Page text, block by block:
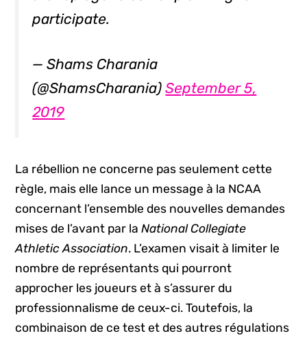
participate.
— Shams Charania
(@ShamsCharania)September 5,
2019
La rébellion ne concerne pas seulement cette
règle, mais elle lance un message à la NCAA
concernant l’ensemble des nouvelles demandes
mises de l’avant par laNational Collegiate
Athletic Association. L’examen visait à limiter le
nombre de représentants qui pourront
approcher les joueurs et à s’assurer du
professionnalisme de ceux-ci. Toutefois, la
combinaison de ce test et des autres régulations